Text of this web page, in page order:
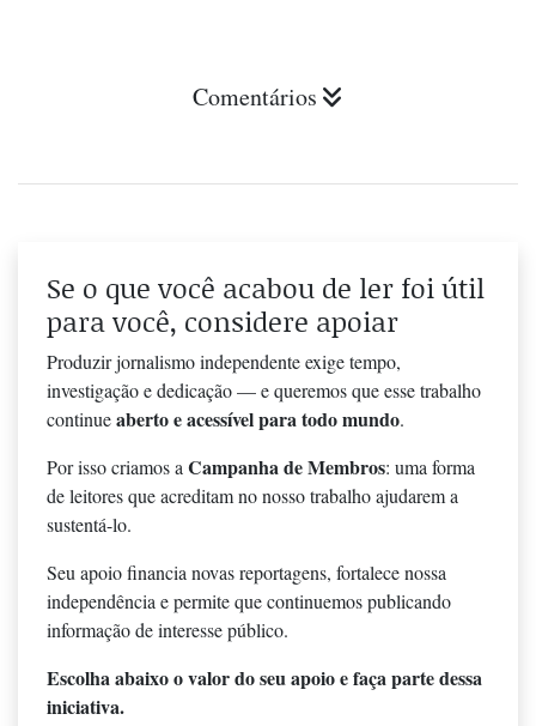
Comentários
Se o que você acabou de ler foi útil
para você, considere apoiar
Produzir jornalismo independente exige tempo,
investigação e dedicação — e queremos que esse trabalho
continueaberto e acessível para todo mundo.
Por isso criamos aCampanha de Membros: uma forma
de leitores que acreditam no nosso trabalho ajudarem a
sustentá-lo.
Seu apoio financia novas reportagens, fortalece nossa
independência e permite que continuemos publicando
informação de interesse público.
Escolha abaixo o valor do seu apoio e faça parte dessa
iniciativa.